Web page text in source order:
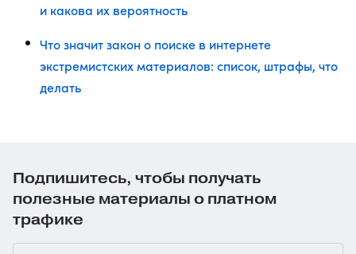
и какова их вероятность
Что значит закон о поиске в интернете
экстремистских материалов: список, штрафы, что
делать
Подпишитесь, чтобы получать
полезные материалы о платном
трафике